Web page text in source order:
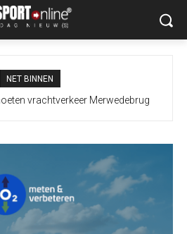
NET BINNEN
vrachtverkeer Merwedebrug